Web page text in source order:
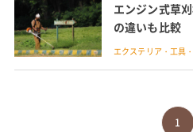
エンジン式草
の違いも比較
エクステリア・工具
1